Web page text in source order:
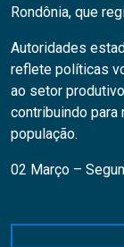
Rondônia, que
Autoridades
reflete políticas
ao setor
contribuindo para
população.
02 Março –